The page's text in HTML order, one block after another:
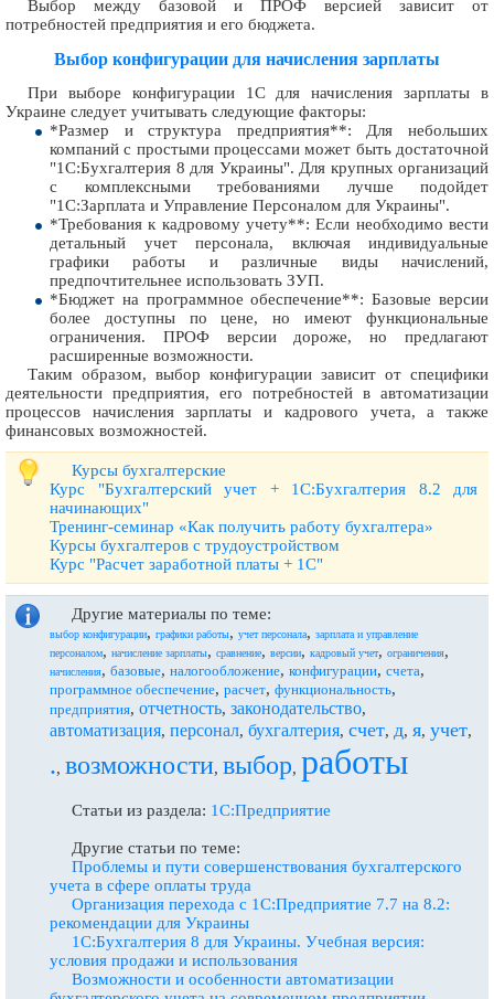
Выбор между базовой и ПРОФ версией зависит от
потребностей предприятия и его бюджета.
Выбор конфигурации для начисления зарплаты
При выборе конфигурации 1С для начисления зарплаты в
Украине следует учитывать следующие факторы:
*Размер и структура предприятия**: Для небольших
компаний с простыми процессами может быть достаточной
"1С:Бухгалтерия 8 для Украины". Для крупных организаций
с комплексными требованиями лучше подойдет
"1С:Зарплата и Управление Персоналом для Украины".
*Требования к кадровому учету**: Если необходимо вести
детальный учет персонала, включая индивидуальные
графики работы и различные виды начислений,
предпочтительнее использовать ЗУП.
*Бюджет на программное обеспечение**: Базовые версии
более доступны по цене, но имеют функциональные
ограничения. ПРОФ версии дороже, но предлагают
расширенные возможности.
Таким образом, выбор конфигурации зависит от специфики
деятельности предприятия, его потребностей в автоматизации
процессов начисления зарплаты и кадрового учета, а также
финансовых возможностей.
Курсы бухгалтерские
Курс "Бухгалтерский учет + 1С:Бухгалтерия 8.2 для
начинающих"
Тренинг-семинар «Как получить работу бухгалтера»
Курсы бухгалтеров с трудоустройством
Курс "Расчет заработной платы + 1С"
Другие материалы по теме:
выбор конфигурации, графики работы, учет персонала, зарплата и управление
персоналом, начисление зарплаты, сравнение, версии, кадровый учет, ограничения,
начисления, базовые, налогообложение, конфигурации, счета,
программное обеспечение, расчет, функциональность,
предприятия, отчетность, законодательство,
автоматизация, персонал, бухгалтерия, счет, д, я, учет,
., возможности, выбор, работы
Статьи из раздела: 1С:Предприятие
Другие статьи по теме:
Проблемы и пути совершенствования бухгалтерского
учета в сфере оплаты труда
Организация перехода с 1С:Предприятие 7.7 на 8.2:
рекомендации для Украины
1С:Бухгалтерия 8 для Украины. Учебная версия:
условия продажи и использования
Возможности и особенности автоматизации